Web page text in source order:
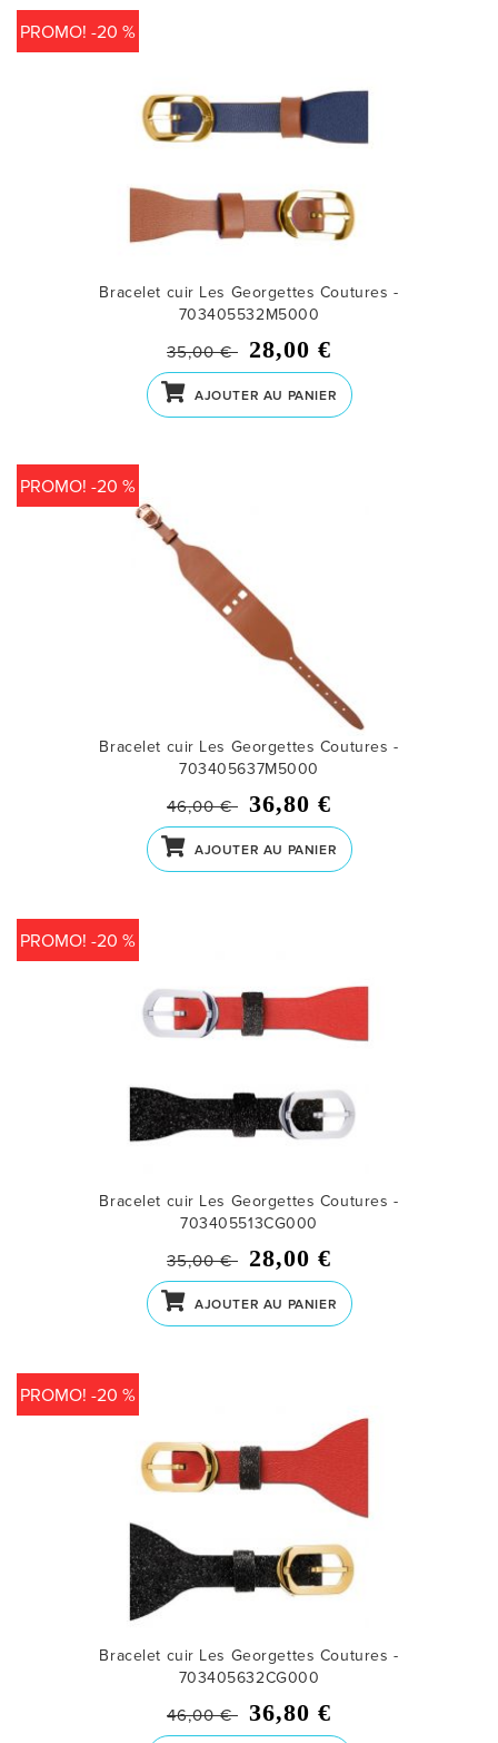
PROMO! -20 %
Bracelet cuir Les Georgettes Coutures -
703405532M5000
35,00 € 28,00 €
AJOUTER AU PANIER
PROMO! -20 %
Bracelet cuir Les Georgettes Coutures -
703405637M5000
46,00 € 36,80 €
AJOUTER AU PANIER
PROMO! -20 %
Bracelet cuir Les Georgettes Coutures -
703405513CG000
35,00 € 28,00 €
AJOUTER AU PANIER
PROMO! -20 %
Bracelet cuir Les Georgettes Coutures -
703405632CG000
46,00 € 36,80 €